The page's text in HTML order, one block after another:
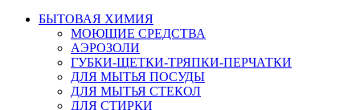
БЫТОВАЯ ХИМИЯ
МОЮЩИЕ СРЕДСТВА
АЭРОЗОЛИ
ГУБКИ-ЩЕТКИ-ТРЯПКИ-ПЕРЧАТКИ
ДЛЯ МЫТЬЯ ПОСУДЫ
ДЛЯ МЫТЬЯ СТЕКОЛ
ДЛЯ СТИРКИ